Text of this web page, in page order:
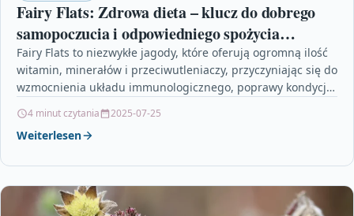
Fairy Flats: Zdrowa dieta – klucz do dobrego
samopoczucia i odpowiedniego spożycia
witamin
Fairy Flats to niezwykłe jagody, które oferują ogromną ilość
witamin, minerałów i przeciwutleniaczy, przyczyniając się do
wzmocnienia układu immunologicznego, poprawy kondycji
4 minut czytania 2025-07-25
Weiterlesen